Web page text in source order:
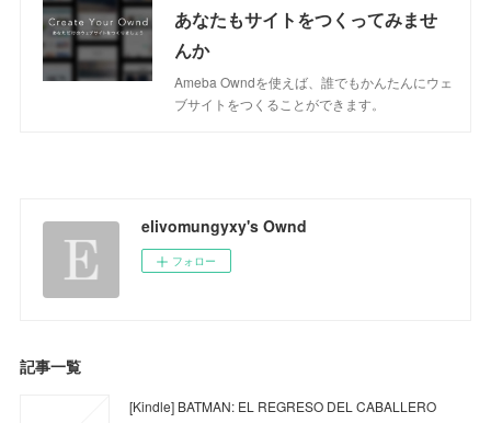
あなたもサイトをつくってみませ
んか
Ameba Owndを使えば、誰でもかんたんにウェ
ブサイトをつくることができます。
elivomungyxy's Ownd
フォロー
記事一覧
[Kindle] BATMAN: EL REGRESO DEL CABALLERO